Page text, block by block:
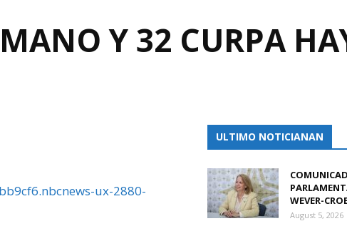
Y 32 CURPA
ULTIMO NOTICIANAN
WEVER-
August 5, 2026